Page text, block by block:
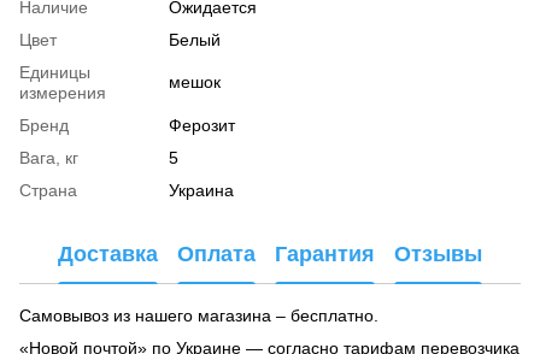
Наличие
Ожидается
Цвет
Белый
Единицы
измерения
мешок
Бренд
Ферозит
Вага, кг
5
Страна
Украина
Доставка Оплата Гарантия Отзывы
Самовывоз из нашего магазина – бесплатно.
«Новой почтой» по Украине — согласно тарифам перевозчика